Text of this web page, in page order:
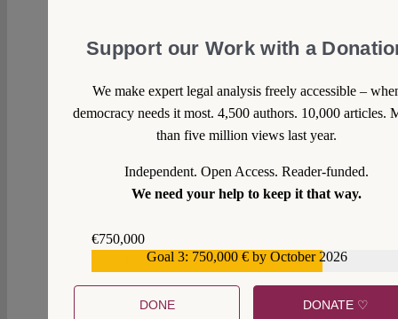
Maximilian Steinbeis Wed 25 Jan 2017 at 00:11
@Populist: Das verstehe ich als Argument nicht.
wenn es um normative Rechtsbegriffe geht?
sozusagen, kann man nicht ohne Konflikt mit der
freiheitlich-demokratischen Grundordnung mit dem
Volk, von dem in Art. 20 II GG die Rede ist,
gleichsetzen. Das ist genau der Punkt hier. Wenn Sie
Support our Work with a
We make expert legal analysis freely accessible –
democracy needs it most. 4,500 authors. 10,000 articles.
than five million views last year.
Independent. Open Access. Reader-funded.
We need your help to keep it that way.
€750,000
Goal 3: 750,000 € by October 2026
DONE DONATE ♡